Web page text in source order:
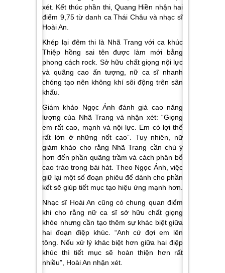
xét. Kết thúc phần thi, Quang Hiền nhận hai
điểm 9,75 từ danh ca Thái Châu và nhạc sĩ
Hoài An.
Khép lại đêm thi là Nhã Trang với ca khúc
Thiệp hồng sai tên được làm mới bằng
phong cách rock. Sở hữu chất giọng nội lực
và quãng cao ấn tượng, nữ ca sĩ nhanh
chóng tạo nên không khí sôi động trên sân
khấu.
Giám khảo Ngọc Ánh đánh giá cao năng
lượng của Nhã Trang và nhận xét: “Giọng
em rất cao, mạnh và nội lực. Em có lợi thế
rất lớn ở những nốt cao”. Tuy nhiên, nữ
giám khảo cho rằng Nhã Trang cần chú ý
hơn đến phần quãng trầm và cách phân bổ
cao trào trong bài hát. Theo Ngọc Ánh, việc
giữ lại một số đoạn phiêu để dành cho phần
kết sẽ giúp tiết mục tạo hiệu ứng mạnh hơn.
Nhạc sĩ Hoài An cũng có chung quan điểm
khi cho rằng nữ ca sĩ sở hữu chất giọng
khỏe nhưng cần tạo thêm sự khác biệt giữa
hai đoạn điệp khúc. “Anh cứ đợi em lên
tông. Nếu xử lý khác biệt hơn giữa hai điệp
khúc thì tiết mục sẽ hoàn thiện hơn rất
nhiều” , Hoài An nhận xét.